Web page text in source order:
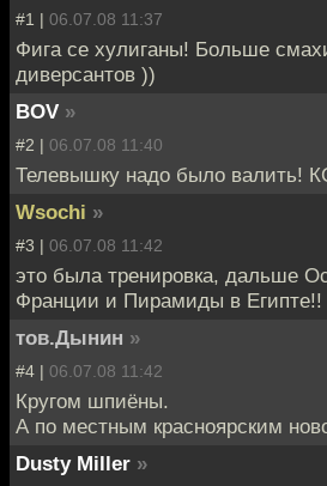
#1 | 06.07.08 11:37
Фига се хулиганы! Больше
диверсантов ))
BOV »
#2 | 06.07.08 11:40
Телевышку надо было валить!
Wsochi »
#3 | 06.07.08 11:42
это была тренировка, дальше
Франции и Пирамиды в Египте!!
тов.Дынин »
#4 | 06.07.08 11:42
Кругом шпиёны.
А по местным красноярским
Dusty Miller »